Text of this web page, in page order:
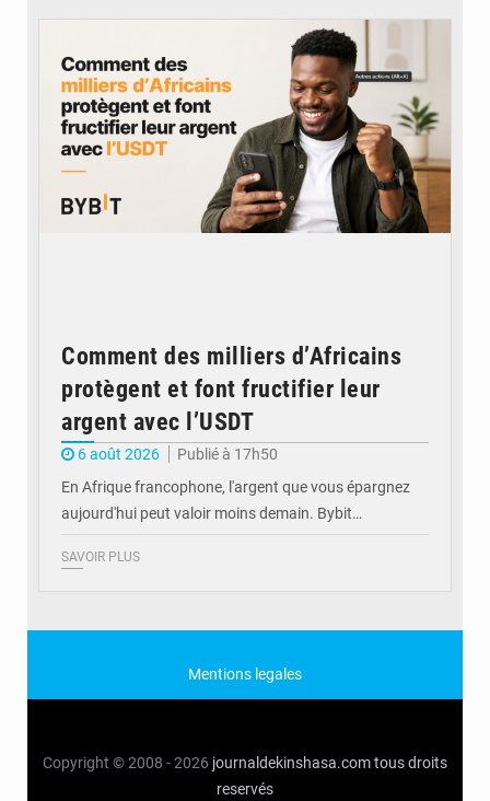
Comment des milliers d’Africains
protègent et font fructifier leur
argent avec l’USDT
6 août 2026
Publié à 17h50
En Afrique francophone, l'argent que vous épargnez
aujourd'hui peut valoir moins demain. Bybit…
SAVOIR PLUS
Mentions legales
Copyright © 2008 - 2026 journaldekinshasa.comtous droits
reservés